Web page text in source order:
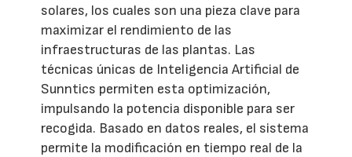
solares, los cuales son una pieza clave para
maximizar el rendimiento de las
infraestructuras de las plantas. Las
técnicas únicas de Inteligencia Artificial de
Sunntics permiten esta optimización,
impulsando la potencia disponible para ser
recogida. Basado en datos reales, el sistema
permite la modificación en tiempo real de la